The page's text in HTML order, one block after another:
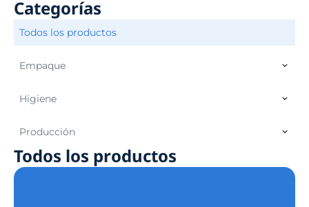
Categorías
Empaque
Higiene
Producción
Todos los productos
Todos los productos